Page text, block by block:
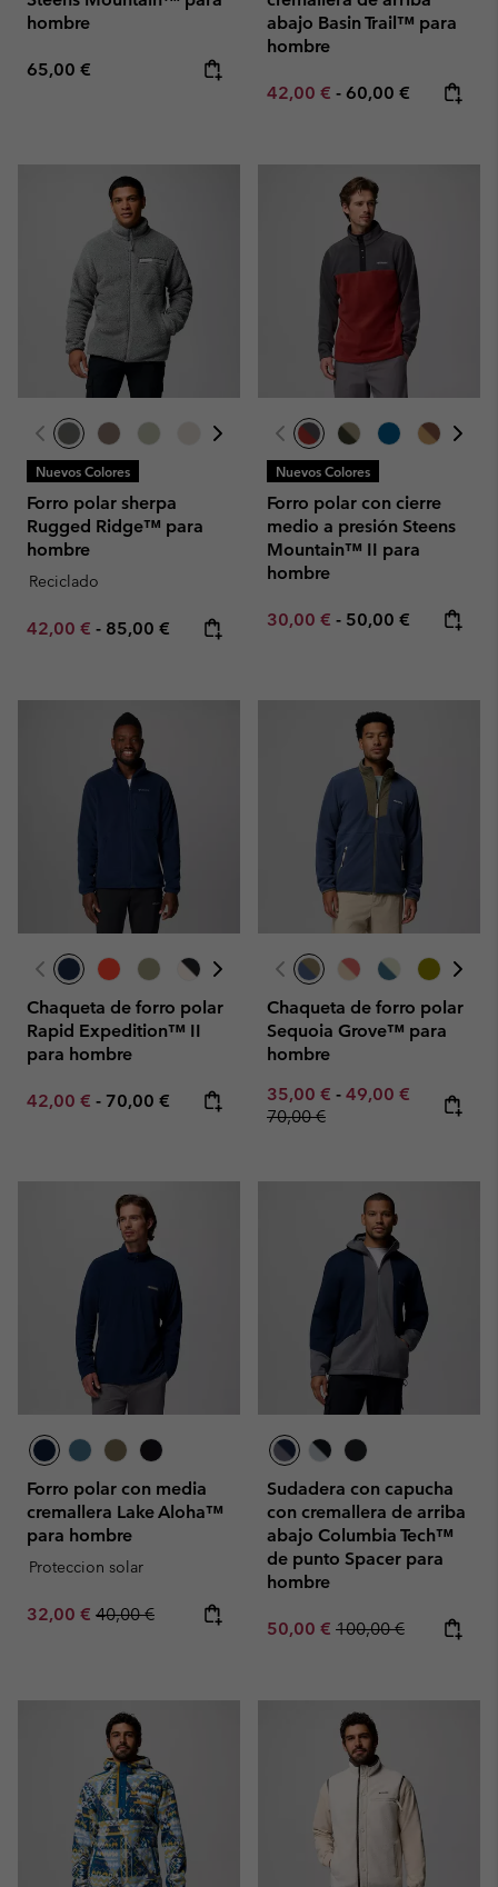
hombre
Regular price:
65,00 €
abajo Basin Trail™ para
hombre
Minimum sale price:
42,00 € - Maximum price:
60,00 €
Nuevos Colores
Forro polar sherpa
Rugged Ridge™ para
hombre
Reciclado
Minimum sale price:
42,00 € - Maximum price:
85,00 €
Nuevos Colores
Forro polar con cierre
medio a presión Steens
Mountain™ II para
hombre
Minimum sale price:
30,00 € - Maximum price:
50,00 €
Chaqueta de forro polar
Rapid Expedition™ II
para hombre
Minimum sale price:
42,00 € - Maximum price:
70,00 €
Chaqueta de forro polar
Sequoia Grove™ para
hombre
Minimum sale price:
35,00 € - Maximum sale
49,00 € Regular
70,00 €
Forro polar con media
cremallera Lake Aloha™
para hombre
Proteccion solar
Sale price:
32,00 € Regular price:
40,00 €
Sudadera con capucha
con cremallera de arriba
abajo Columbia Tech™
de punto Spacer para
hombre
Sale price:
50,00 € Regular price:
100,00 €